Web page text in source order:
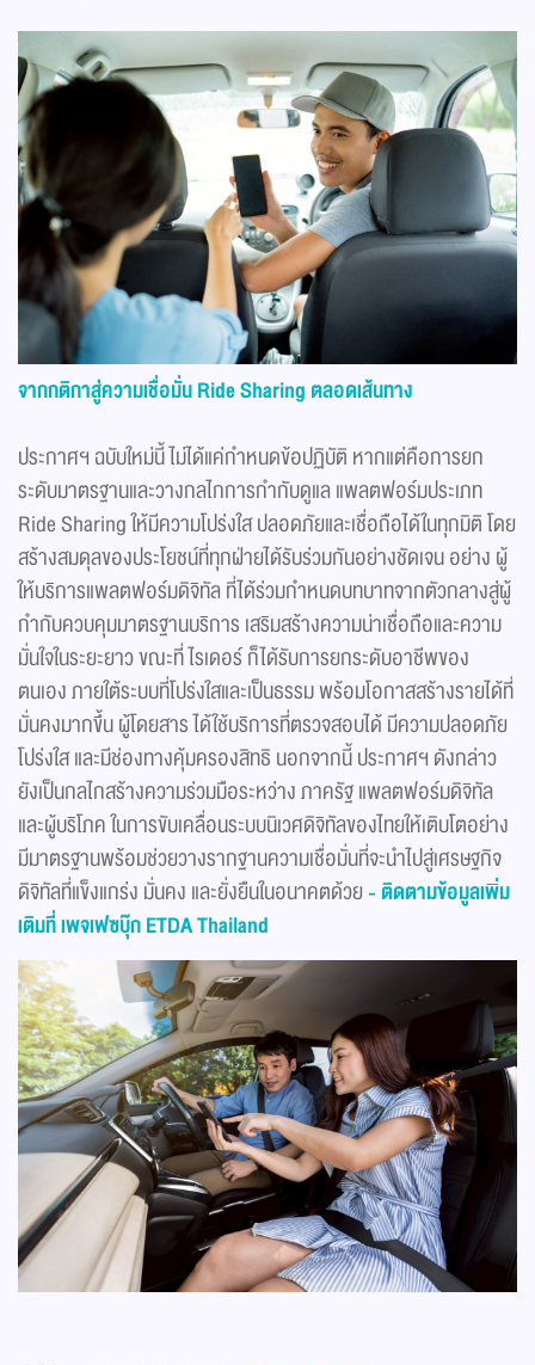
จากกติกาสู่ความเชื่อมั่นRide Sharing ตลอดเส้นทาง
ประกาศฯ ฉบับใหม่นี้ ไม่ได้แค่กำหนดข้อปฏิบัติ หากแต่คือการยก
ระดับมาตรฐานและวางกลไกการกำกับดูแล แพลตฟอร์มประเภท
Ride Sharing ให้มีความโปร่งใส ปลอดภัยและเชื่อถือได้ในทุกมิติ โดย
สร้างสมดุลของประโยชน์ที่ทุกฝ่ายได้รับร่วมกันอย่างชัดเจน อย่าง ผู้
ให้บริการแพลตฟอร์มดิจิทัล ที่ได้ร่วมกำหนดบทบาทจากตัวกลางสู่ผู้
กำกับควบคุมมาตรฐานบริการ เสริมสร้างความน่าเชื่อถือและความ
มั่นใจในระยะยาว ขณะที่ ไรเดอร์ ก็ได้รับการยกระดับอาชีพของ
ตนเอง ภายใต้ระบบที่โปร่งใสและเป็นธรรม พร้อมโอกาสสร้างรายได้ที่
มั่นคงมากขึ้น ผู้โดยสาร ได้ใช้บริการที่ตรวจสอบได้ มีความปลอดภัย
โปร่งใส และมีช่องทางคุ้มครองสิทธิ นอกจากนี้ ประกาศฯ ดังกล่าว
ยังเป็นกลไกสร้างความร่วมมือระหว่าง ภาครัฐ แพลตฟอร์มดิจิทัล
และผู้บริโภค ในการขับเคลื่อนระบบนิเวศดิจิทัลของไทยให้เติบโตอย่าง
มีมาตรฐานพร้อมช่วยวางรากฐานความเชื่อมั่นที่จะนำไปสู่เศรษฐกิจ
ดิจิทัลที่แข็งแกร่ง มั่นคง และยั่งยืนในอนาคตด้วย - ติดตามข้อมูลเพิ่ม
เติมที่ เพจเฟซบุ๊กETDA Thailand